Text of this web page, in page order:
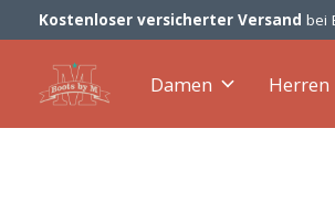
Kostenloser versicherter Versand bei
Damen Herren